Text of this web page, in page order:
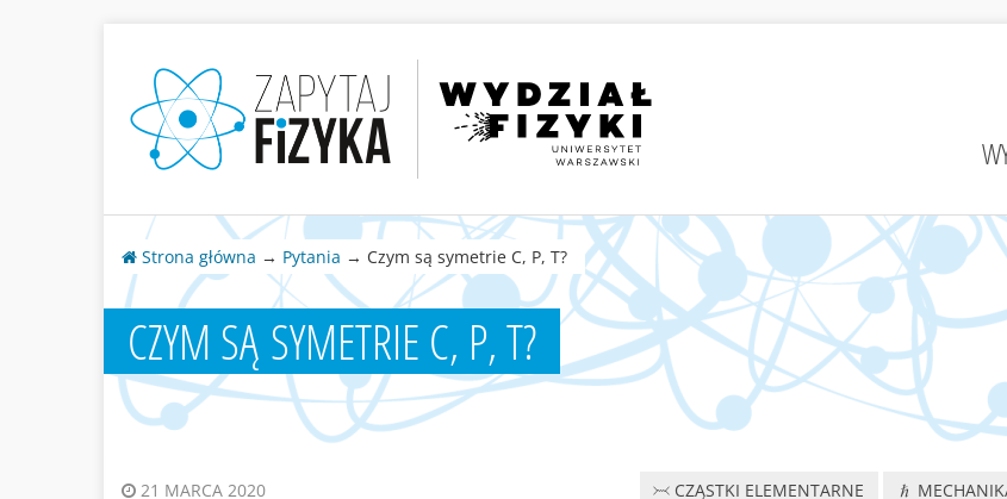
Strona główna → Pytania → Czym są symetrie C, P, T?
CZYM SĄ SYMETRIE C, P, T?
21 MARCA 2020 CZĄSTKI ELEMENTARNE